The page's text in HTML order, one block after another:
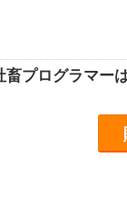
プログラマー